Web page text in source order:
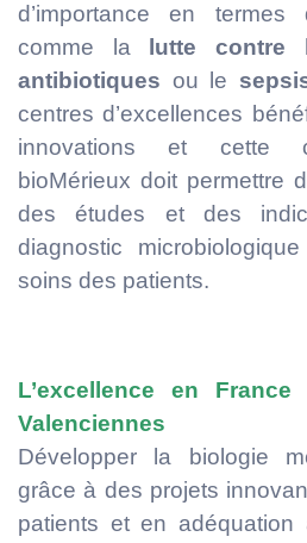
d’importance en
comme la
lutte contre
antibiotiques ou le
centres d’excellences
innovations et cette
bioMérieux doit permettre
des études et des
diagnostic
soins des patients.
L’excellence en
Valenciennes
Développer la biologie
grâce à des projets
patients et en